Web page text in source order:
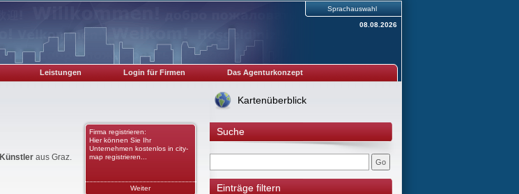
Sprachauswahl
08.08.2026
Leistungen Login für Firmen Das Agenturkonzept
Firma registrieren:
Hier können Sie Ihr
Unternehmen kostenlos in city-
map registrieren...
Weiter
Künstleraus Graz.
Kartenüberblick
Suche
Einträge filtern